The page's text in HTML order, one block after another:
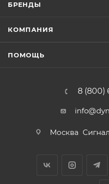
БРЕНДЫ
КОМПАНИЯ
ПОМОЩЬ
8 (800)
Москва